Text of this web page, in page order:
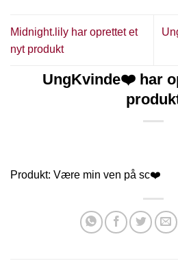
Midnight.lily har oprettet et
nyt produkt
UngKvinde❤️ har
Produkt: Være min ven på sc❤️